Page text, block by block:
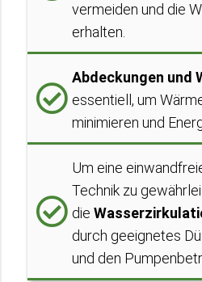
vermeiden und die
erhalten.
Abdeckungen und
essentiell, um
minimieren und
Um eine
Technik zu
die
durch geeignetes
und den